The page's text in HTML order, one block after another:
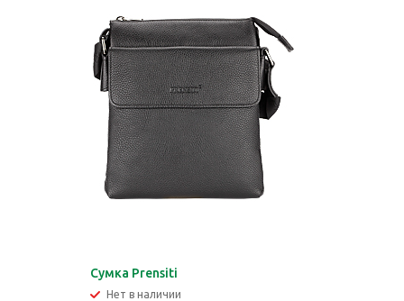
Cумка Prensiti
Нет в наличии